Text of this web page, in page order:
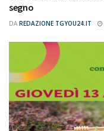
segno
DA REDAZIONE TGYOU24.IT